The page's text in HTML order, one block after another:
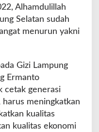
Alhamdulillah
Selatan sudah
menurun yakni
Gizi Lampung
Ermanto
cetak generasi
harus meningkatkan
kualitas
kualitas ekonomi